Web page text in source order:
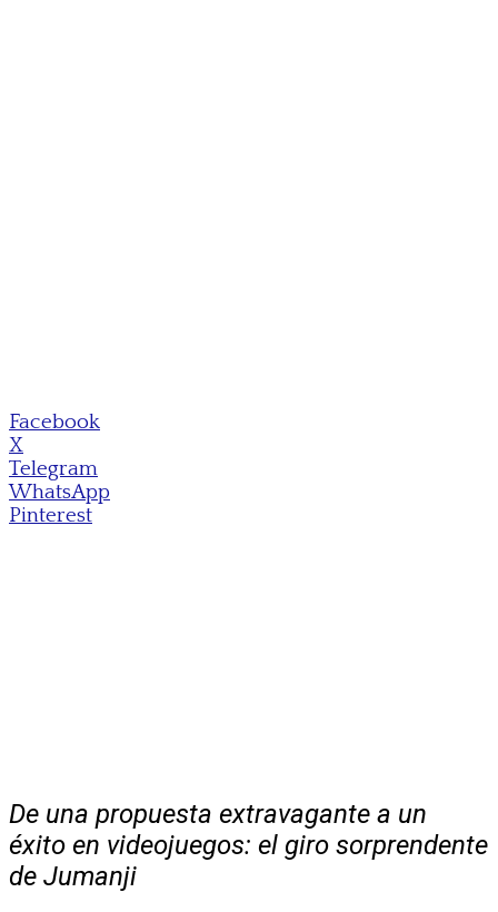
Facebook
X
Telegram
WhatsApp
Pinterest
De una propuesta extravagante a un
éxito en videojuegos: el giro sorprendente
de Jumanji